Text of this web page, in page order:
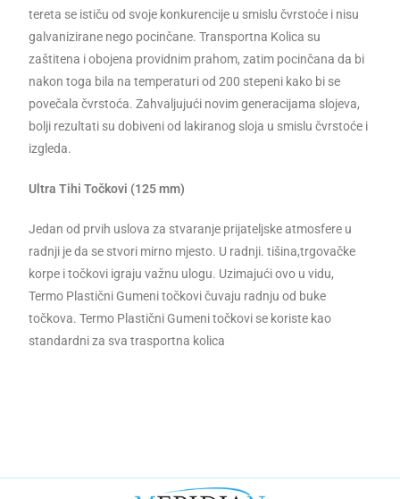
tereta se ističu od svoje konkurencije u smislu čvrstoće i nisu
galvanizirane nego pocinčane. Transportna Kolica su
zaštitena i obojena providnim prahom, zatim pocinčana da bi
nakon toga bila na temperaturi od 200 stepeni kako bi se
povečala čvrstoća. Zahvaljujući novim generacijama slojeva,
bolji rezultati su dobiveni od lakiranog sloja u smislu čvrstoće i
izgleda.
Ultra Tihi Točkovi (125 mm)
Jedan od prvih uslova za stvaranje prijateljske atmosfere u
radnji je da se stvori mirno mjesto. U radnji. tišina,trgovačke
korpe i točkovi igraju važnu ulogu. Uzimajući ovo u vidu,
Termo Plastični Gumeni točkovi čuvaju radnju od buke
točkova. Termo Plastični Gumeni točkovi se koriste kao
standardni za sva trasportna kolica